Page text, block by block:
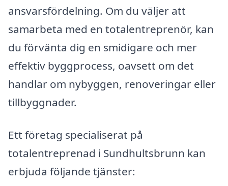
ansvarsfördelning. Om du väljer att
samarbeta med en totalentreprenör, kan
du förvänta dig en smidigare och mer
effektiv byggprocess, oavsett om det
handlar om nybyggen, renoveringar eller
tillbyggnader.
Ett företag specialiserat på
totalentreprenad i Sundhultsbrunn kan
erbjuda följande tjänster: